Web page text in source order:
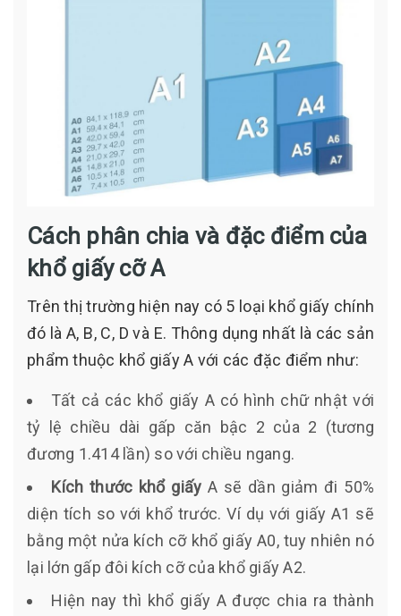
Cách phân chia và đặc điểm của
khổ giấy cỡ A
Trên thị trường hiện nay có 5 loại khổ giấy chính
đó là A, B, C, D và E. Thông dụng nhất là các sản
phẩm thuộc khổ giấy A với các đặc điểm như:
Tất cả các khổ giấy A có hình chữ nhật với
tỷ lệ chiều dài gấp căn bậc 2 của 2 (tương
đương 1.414 lần) so với chiều ngang.
Kích thước khổ giấy A sẽ dần giảm đi 50%
diện tích so với khổ trước. Ví dụ với giấy A1 sẽ
bằng một nửa kích cỡ khổ giấy A0, tuy nhiên nó
lại lớn gấp đôi kích cỡ của khổ giấy A2.
Hiện nay thì khổ giấy A được chia ra thành